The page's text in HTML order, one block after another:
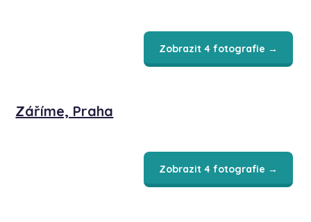
Zobrazit 4 fotografie →
Záříme, Praha
Zobrazit 4 fotografie →